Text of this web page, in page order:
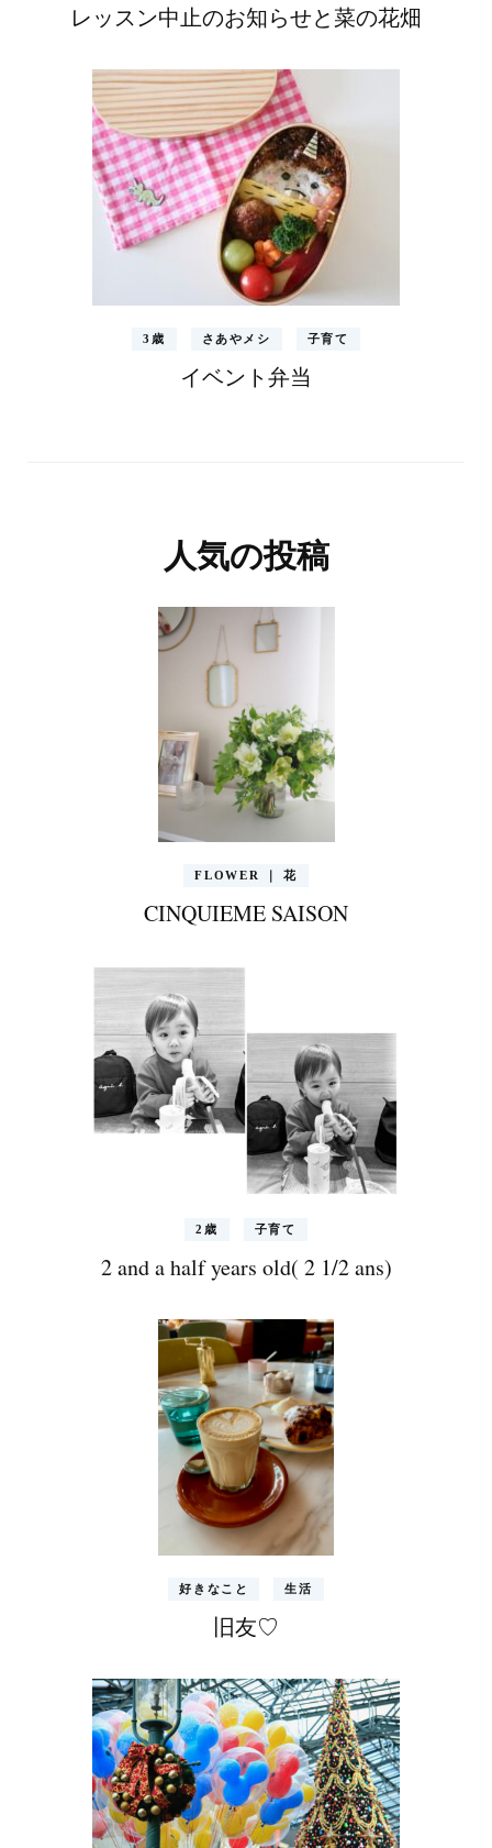
レッスン中止のお知らせと菜の花畑
3歳 さあやメシ 子育て
イベント弁当
人気の投稿
FLOWER ｜ 花
CINQUIEME SAISON
2歳 子育て
2 and a half years old( 2 1/2 ans)
好きなこと 生活
旧友♡